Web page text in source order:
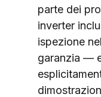
parte dei
inverter
ispezione
garanzia —